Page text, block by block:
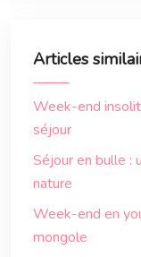
Articles
Week-end
séjour
Séjour en bulle :
nature
Week-end en
mongole